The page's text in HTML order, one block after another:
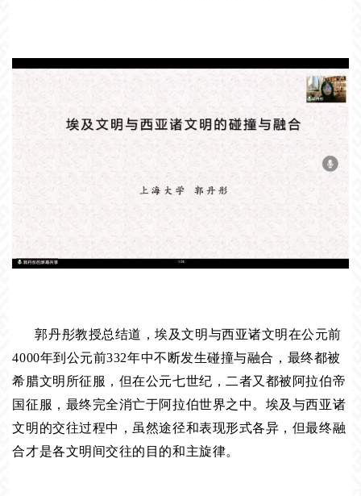
郭丹彤教授总结道，埃及文明与西亚诸文明在公元前
4000年到公元前332年中不断发生碰撞与融合，最终都被
希腊文明所征服，但在公元七世纪，二者又都被阿拉伯帝
国征服，最终完全消亡于阿拉伯世界之中。埃及与西亚诸
文明的交往过程中，虽然途径和表现形式各异，但最终融
合才是各文明间交往的目的和主旋律。